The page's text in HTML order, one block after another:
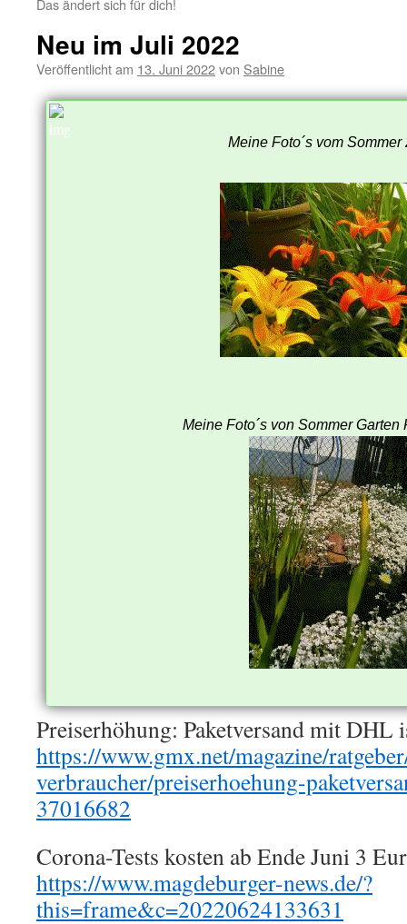
Das ändert sich für dich!
Neu im Juli 2022
Veröffentlicht am 13. Juni 2022von Sabine
Meine Foto´s vom Sommer
Meine Foto´s von Sommer Garten
Preiserhöhung: Paketversand mit DHL
https://www.gmx.net/magazine/
verbraucher/preiserhoehung-
37016682
Corona-Tests kosten ab Ende Juni 3
https://www.magdeburger-news.de/?
this=frame&c=20220624133631